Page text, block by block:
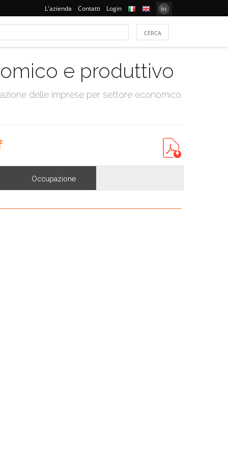
L'azienda Contatti Login
e produttivo
delle imprese per settore economico
Occupazione